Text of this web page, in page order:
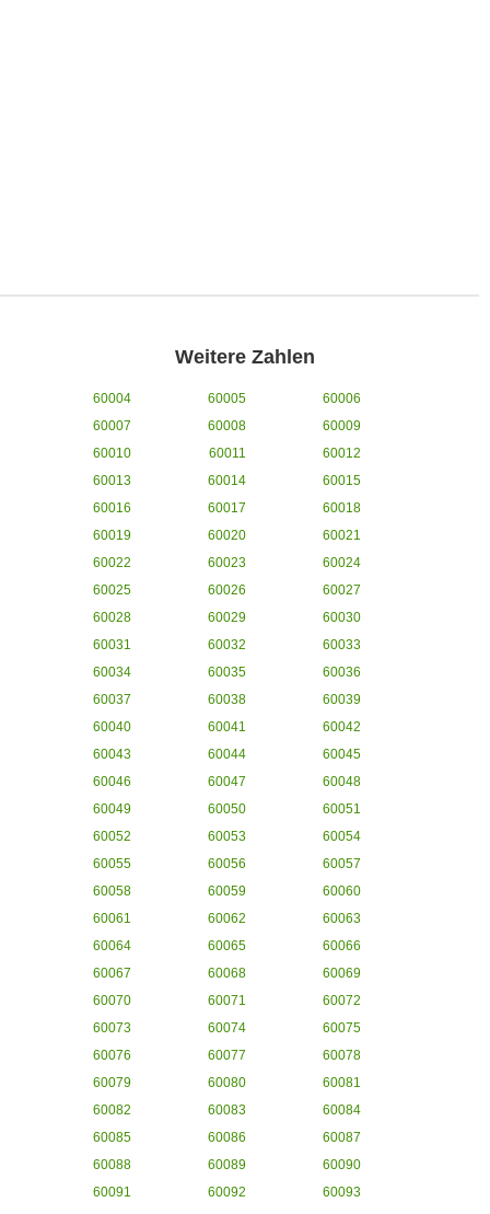
Weitere Zahlen
60004 60005
60006
60007
60008
60009
60010
60011
60012
60013
60014
60015
60016
60017
60018
60019
60020
60021
60022
60023
60024
60025
60026
60027
60028
60029
60030
60031
60032
60033
60034
60035
60036
60037
60038
60039
60040
60041
60042
60043
60044
60045
60046
60047
60048
60049
60050
60051
60052
60053
60054
60055
60056
60057
60058
60059
60060
60061
60062
60063
60064
60065
60066
60067
60068
60069
60070
60071
60072
60073
60074
60075
60076
60077
60078
60079
60080
60081
60082
60083
60084
60085
60086
60087
60088
60089
60090
60091
60092
60093